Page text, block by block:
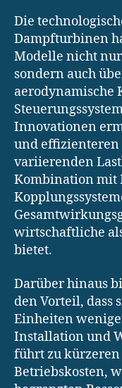
Die
Dampfturbinen
Modelle nicht
sondern auch
aerodynamische
Innovationen
und effizienteren
variierenden
Kombination mit
wirtschaftliche
bietet.
Darüber hinaus
den Vorteil, dass
Einheiten
Installation und
führt zu
Betriebskosten,